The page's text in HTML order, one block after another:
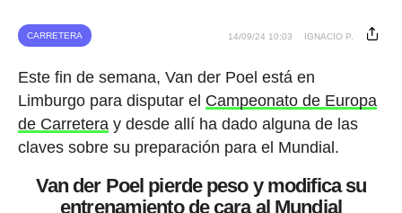
CARRETERA 14/09/24 10:03 IGNACIO P.
Este fin de semana, Van der Poel está en
Limburgo para disputar el Campeonato de Europa
de Carreteray desde allí ha dado alguna de las
claves sobre su preparación para el Mundial.
Van der Poel pierde peso y modifica su
entrenamiento de cara al Mundial